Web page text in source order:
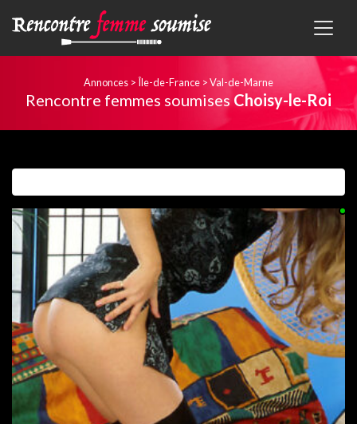
Annonces >Île-de-France >Val-de-Marne
Rencontre femmes soumises Choisy-le-Roi